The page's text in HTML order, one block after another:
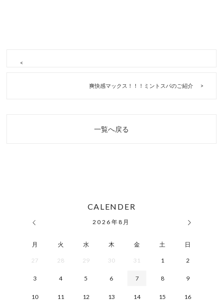
爽快感マックス！！！ミントスパのご紹介
一覧へ戻る
CALENDER
2026 年 8月
月 火 水 木 金 土 日
27 28 29 30 31 1 2
3 4 5 6 7 8 9
10 11 12 13 14 15 16